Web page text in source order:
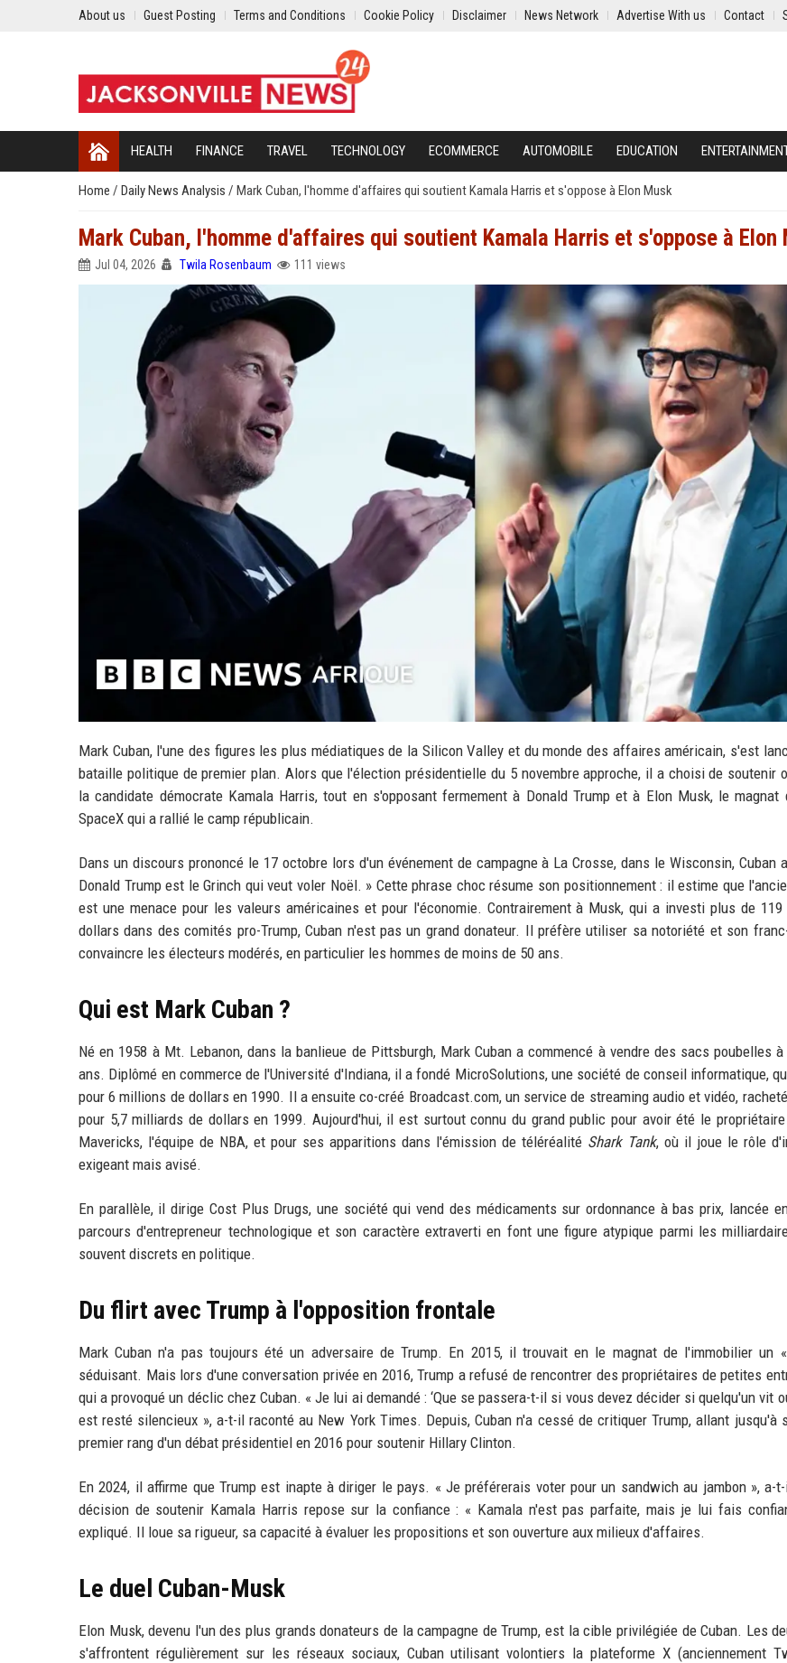
About us Guest Posting Terms and Conditions Cookie Policy Disclaimer News Network Advertise With us Contact
HEALTH FINANCE TRAVEL TECHNOLOGY ECOMMERCE AUTOMOBILE EDUCATION
Home / Daily News Analysis / Mark Cuban, l'homme d'affaires qui soutient Kamala Harris et s'oppose à Elon Musk
Mark Cuban, l'homme d'affaires qui soutient Kamala Harris et s'oppose à Elon
Jul 04, 2026 Twila Rosenbaum 111 views
Mark Cuban, l'une des figures les plus médiatiques de la Silicon Valley et du monde des affaires américain, s'est
bataille politique de premier plan. Alors que l'élection présidentielle du 5 novembre approche, il a choisi de soutenir
la candidate démocrate Kamala Harris, tout en s'opposant fermement à Donald Trump et à Elon Musk, le magnat
SpaceX qui a rallié le camp républicain.
Dans un discours prononcé le 17 octobre lors d'un événement de campagne à La Crosse, dans le Wisconsin, Cuban
Donald Trump est le Grinch qui veut voler Noël. » Cette phrase choc résume son positionnement : il estime que
est une menace pour les valeurs américaines et pour l'économie. Contrairement à Musk, qui a investi plus de
dollars dans des comités pro-Trump, Cuban n'est pas un grand donateur. Il préfère utiliser sa notoriété et son
convaincre les électeurs modérés, en particulier les hommes de moins de 50 ans.
Qui est Mark Cuban ?
Né en 1958 à Mt. Lebanon, dans la banlieue de Pittsburgh, Mark Cuban a commencé à vendre des sacs poubelles
ans. Diplômé en commerce de l'Université d'Indiana, il a fondé MicroSolutions, une société de conseil informatique,
pour 6 millions de dollars en 1990. Il a ensuite co-créé Broadcast.com, un service de streaming audio et vidéo,
pour 5,7 milliards de dollars en 1999. Aujourd'hui, il est surtout connu du grand public pour avoir été le
Mavericks, l'équipe de NBA, et pour ses apparitions dans l'émission de téléréalité Shark Tank, où il joue le rôle
exigeant mais avisé.
En parallèle, il dirige Cost Plus Drugs, une société qui vend des médicaments sur ordonnance à bas prix, lancée
parcours d'entrepreneur technologique et son caractère extraverti en font une figure atypique parmi les
souvent discrets en politique.
Du flirt avec Trump à l'opposition frontale
Mark Cuban n'a pas toujours été un adversaire de Trump. En 2015, il trouvait en le magnat de l'immobilier un
séduisant. Mais lors d'une conversation privée en 2016, Trump a refusé de rencontrer des propriétaires de petites
qui a provoqué un déclic chez Cuban. « Je lui ai demandé : ‘Que se passera-t-il si vous devez décider si quelqu'un vit
est resté silencieux », a-t-il raconté au New York Times. Depuis, Cuban n'a cessé de critiquer Trump, allant jusqu'à
premier rang d'un débat présidentiel en 2016 pour soutenir Hillary Clinton.
En 2024, il affirme que Trump est inapte à diriger le pays. « Je préférerais voter pour un sandwich au jambon », a-
décision de soutenir Kamala Harris repose sur la confiance : « Kamala n'est pas parfaite, mais je lui fais
expliqué. Il loue sa rigueur, sa capacité à évaluer les propositions et son ouverture aux milieux d'affaires.
Le duel Cuban-Musk
Elon Musk, devenu l'un des plus grands donateurs de la campagne de Trump, est la cible privilégiée de Cuban. Les
s'affrontent régulièrement sur les réseaux sociaux, Cuban utilisant volontiers la plateforme X (anciennement